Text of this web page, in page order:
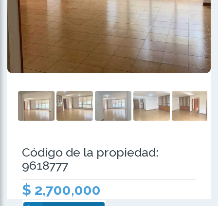
Código de la propiedad:
9618777
$ 2,700,000